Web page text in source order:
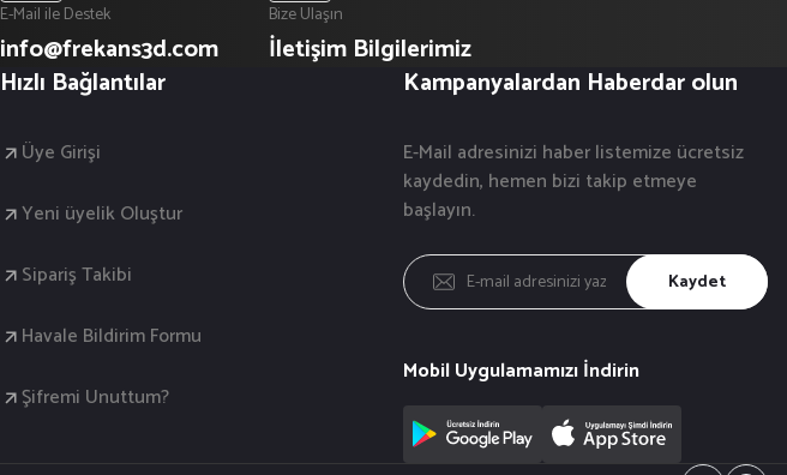
E-Mail ile Destek
info@frekans3d.com
Bize Ulaşın
İletişim Bilgilerimiz
Hızlı Bağlantılar
Üye Girişi
Yeni üyelik Oluştur
Sipariş Takibi
Havale Bildirim Formu
Şifremi Unuttum?
Kampanyalardan Haberdar olun
E-Mail adresinizi haber listemize ücretsiz
kaydedin, hemen bizi takip etmeye
başlayın.
Kaydet
Mobil Uygulamamızı İndirin